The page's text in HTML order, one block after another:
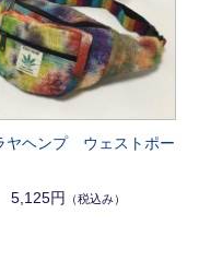
ヤヘンプ ウェストポー
5,125円
（税込み）